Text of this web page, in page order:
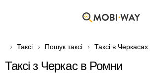
Таксі Пошук таксі Таксі в Черкасах
Таксі з Черкас в Ромни